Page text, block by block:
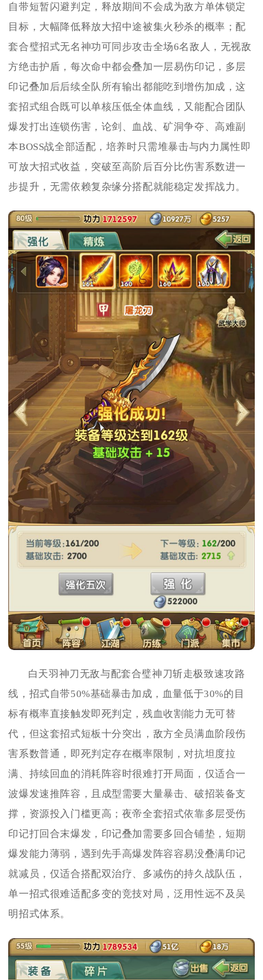
自带短暂闪避判定，释放期间不会成为敌方单体锁定
目标，大幅降低释放大招中途被集火秒杀的概率；配
套合璧招式无名神功可同步攻击全场6名敌人，无视敌
方绝击护盾，每次命中都会叠加一层易伤印记，多层
印记叠加后后续全队所有输出都能吃到增伤加成，这
套招式组合既可以单核压低全体血线，又能配合团队
爆发打出连锁伤害，论剑、血战、矿洞争夺、高难副
本BOSS战全部适配，培养时只需堆暴击与内力属性即
可放大招式收益，突破至高阶后百分比伤害系数进一
步提升，无需依赖复杂缘分搭配就能稳定发挥战力。
白天羽神刀无敌与配套合璧神刀斩走极致速攻路
线，招式自带50%基础暴击加成，血量低于30%的目
标有概率直接触发即死判定，残血收割能力无可替
代，但这套招式短板十分突出，敌方全员满血阶段伤
害系数普通，即死判定存在概率限制，对抗坦度拉
满、持续回血的消耗阵容时很难打开局面，仅适合一
波爆发速推阵容，且成型需要大量暴击、破招装备支
撑，资源投入门槛更高；夜帝全套招式依靠多层受伤
印记打回合末爆发，印记叠加需要多回合铺垫，短期
爆发能力薄弱，遇到先手高爆发阵容容易没叠满印记
就减员，仅适合搭配双治疗、多减伤的持久战队伍，
单一招式很难适配多变的竞技对局，泛用性远不及吴
明招式体系。